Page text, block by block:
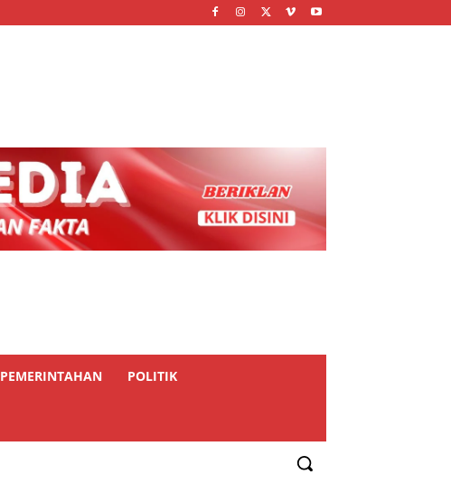
PEMERINTAHAN POLITIK